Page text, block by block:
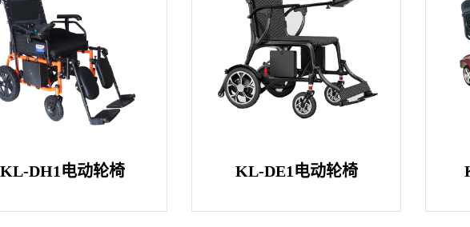
KL-DH1电动轮椅 KL-DE1电动轮椅